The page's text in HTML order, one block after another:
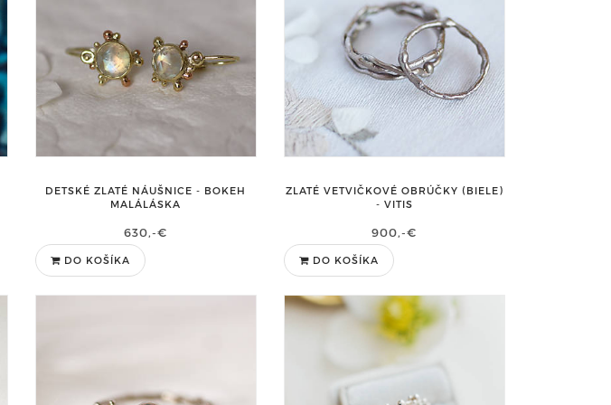
DETSKÉ ZLATÉ NÁUŠNICE - BOKEH
MALÁLÁSKA
630,-€
DO KOŠÍKA
ZLATÉ VETVIČKOVÉ OBRÚČKY (BIELE)
- VITIS
900,-€
DO KOŠÍKA